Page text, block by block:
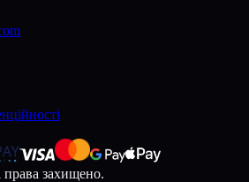
права захищено.